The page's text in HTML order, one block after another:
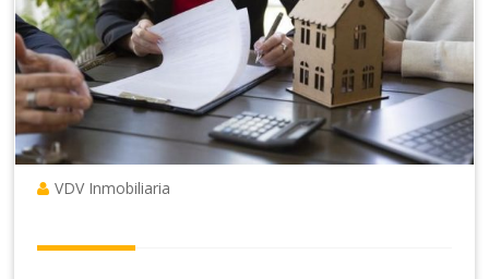
VDV Inmobiliaria